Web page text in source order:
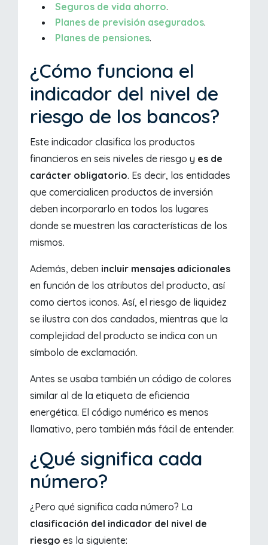
Seguros de vida ahorro.
Planes de previsión asegurados.
Planes de pensiones.
¿Cómo funciona el
indicador del nivel de
riesgo de los bancos?
Este indicador clasifica los productos
financieros en seis niveles de riesgo y es de
carácter obligatorio. Es decir, las entidades
que comercialicen productos de inversión
deben incorporarlo en todos los lugares
donde se muestren las características de los
mismos.
Además, deben incluir mensajes adicionales
en función de los atributos del producto, así
como ciertos iconos. Así, el riesgo de liquidez
se ilustra con dos candados, mientras que la
complejidad del producto se indica con un
símbolo de exclamación.
Antes se usaba también un código de colores
similar al de la etiqueta de eficiencia
energética. El código numérico es menos
llamativo, pero también más fácil de entender.
¿Qué significa cada
número?
¿Pero qué significa cada número? La
clasificación del indicador del nivel de
riesgo es la siguiente: